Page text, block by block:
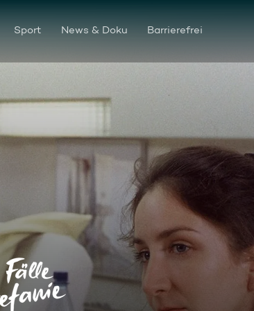
Sport News & Doku Barrierefrei
Freunde